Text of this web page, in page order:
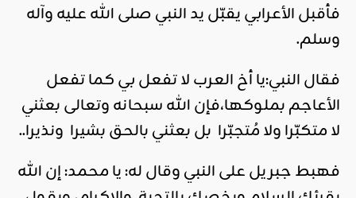
فأقبل الأعرابي يقبّل يد النبي صلى الله عليه وآله
وسلم.
فقال النبي:يا أخ العرب لا تفعل بي كما تفعل
الأعاجم بملوكها،فإن الله سبحانه وتعالى بعثني
لا متكبّرا ولا مُتجبّرا بل بعثني بالحق بشيرا ونذيرا..
فهبط جبريل على النبي وقال له: يا محمد: إن الله